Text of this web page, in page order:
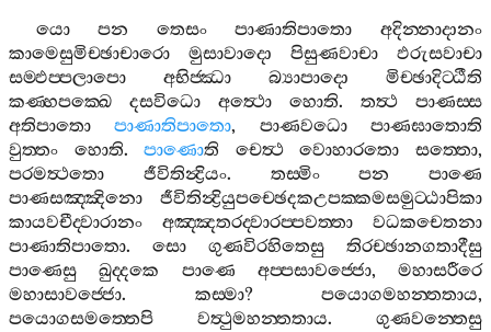
යො
පන තෙසං පාණාතිපාතො
අදින‍්නාදානං
කාමෙසුමිච‍්ඡාචාරො
මුසාවාදො පිසුණවාචා
ඵරුසවාචා
සම‍්ඵප‍්පලාපො
අභිජ‍්ඣා බ්‍යාපාදො
මිච‍්ඡාදිට‍්ඨීති
කණ‍්හපක‍්ඛෙ
දසවිධො අත්‍ථො හොති. තත්‍ථ
පාණස‍්ස
අතිපාතො
පාණාතිපාතො, පාණවධො
පාණඝාතොති
වුත‍්තං
හොති.පාණොති චෙත්‍ථ වොහාරතො සත‍්තො,
පරමත්‍ථතො
ජීවිතින්‍ද්‍රියං. තස‍්මිං පන
පාණෙ
පාණසඤ‍්ඤිනො
ජීවිතින්‍ද්‍රියුපච‍්ඡෙදකඋපක‍්කමසමුට‍්ඨාපිකා
කායවචීද‍්වාරානං
අඤ‍්ඤතරද‍්වාරප‍්පවත‍්තා
වධකචෙතනා
පාණාතිපාතො. සො ගුණවිරහිතෙසු
තිරච‍්ඡානගතාදීසු
පාණෙසු
ඛුද‍්දකෙ පාණෙ අප‍්පසාවජ‍්ජො, මහාසරීරෙ
මහාසාවජ‍්ජො. කස‍්මා? පයොගමහන‍්තතාය,
පයොගසමත‍්තෙපි
වත්‍ථුමහන‍්තතාය. ගුණවන‍්තෙසු